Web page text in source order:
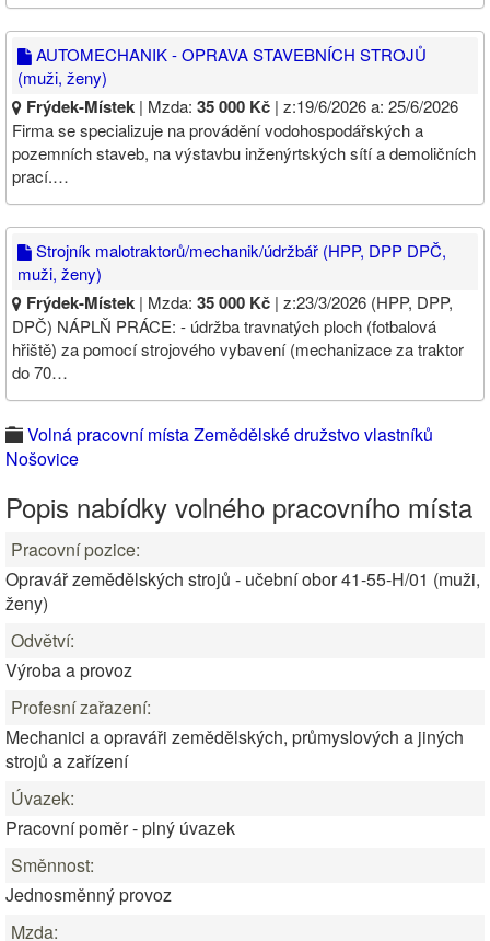
AUTOMECHANIK - OPRAVA STAVEBNÍCH STROJŮ
(muži, ženy)
Frýdek-Místek | Mzda: 35 000 Kč | z:19/6/2026 a: 25/6/2026
Firma se specializuje na provádění vodohospodářských a
pozemních staveb, na výstavbu inženýrtských sítí a demoličních
prací.…
Strojník malotraktorů/mechanik/údržbář (HPP, DPP DPČ,
muži, ženy)
Frýdek-Místek | Mzda: 35 000 Kč | z:23/3/2026 (HPP, DPP,
DPČ) NÁPLŇ PRÁCE: - údržba travnatých ploch (fotbalová
hřiště) za pomocí strojového vybavení (mechanizace za traktor
do 70…
Volná pracovní místa Zemědělské družstvo vlastníků
Nošovice
Popis nabídky volného pracovního místa
Pracovní pozice:
Opravář zemědělských strojů - učební obor 41-55-H/01 (muži,
ženy)
Odvětví:
Výroba a provoz
Profesní zařazení:
Mechanici a opraváři zemědělských, průmyslových a jiných
strojů a zařízení
Úvazek:
Pracovní poměr - plný úvazek
Směnnost:
Jednosměnný provoz
Mzda: